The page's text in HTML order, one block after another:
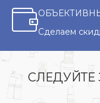
Сделаем
СЛЕДУЙТЕ